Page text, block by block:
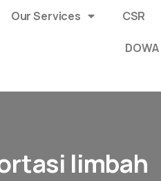
Our Services CSR
limbah